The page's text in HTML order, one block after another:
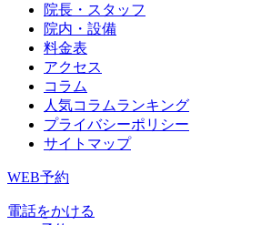
院長・スタッフ
院内・設備
料金表
アクセス
コラム
人気コラムランキング
プライバシーポリシー
サイトマップ
WEB予約
電話をかける